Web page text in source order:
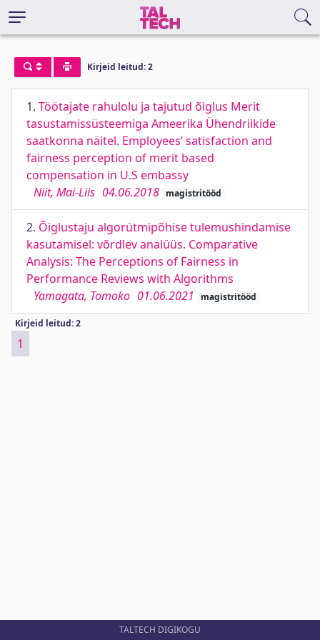
Kirjeid leitud: 2
1. Töötajate rahulolu ja tajutud õiglus Merit
tasustamissüsteemiga Ameerika Ühendriikide
saatkonna näitel. Employees’ satisfaction and
fairness perception of merit based
compensation in U.S embassy
Niit, Mai-Liis 04.06.2018 magistritööd
2. Õiglustaju algorütmipõhise tulemushindamise
kasutamisel: võrdlev analüüs. Comparative
Analysis: The Perceptions of Fairness in
Performance Reviews with Algorithms
Yamagata, Tomoko 01.06.2021 magistritööd
Kirjeid leitud: 2
1
TALTECH DIGIKOGU